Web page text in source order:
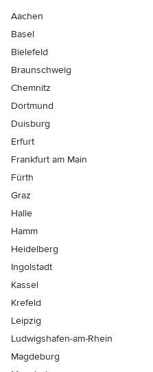
Aachen
Basel
Bielefeld
Braunschweig
Chemnitz
Dortmund
Duisburg
Erfurt
Frankfurt am Main
Fürth
Graz
Halle
Hamm
Heidelberg
Ingolstadt
Kassel
Krefeld
Leipzig
Ludwigshafen-am-Rhein
Magdeburg